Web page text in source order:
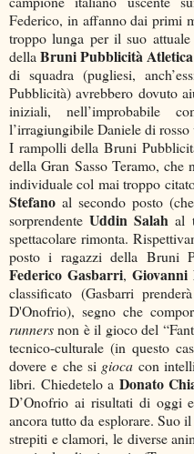
Federico, in affanno dai primi
troppo lunga per il suo attuale
dellaBruni Pubblicità
di squadra (pugliesi,
Pubblicità) avrebbero dovuto
iniziali, nell’improbabile
l’irragiungibile Daniele di
I rampolli della Bruni
della Gran Sasso Teramo,
individuale col mai troppo
Stefano al secondo posto
sorprendenteUddin Salah al
spettacolare rimonta.
posto i ragazzi della Bruni
Federico Gasbarri, Giovanni
classificato (Gasbarri
D'Onofrio), segno che
runnersnon è il gioco del
tecnico-culturale (in questo
dovere e che si gioca con
libri. Chiedetelo a Donato
D’Onofrio ai risultati di oggi
ancora tutto da esplorare. Suo
strepiti e clamori, le diverse